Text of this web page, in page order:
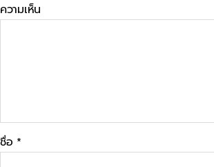
ความเห็น
ชื่อ *